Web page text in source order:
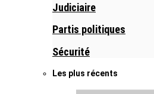
Judiciaire
Partis politiques
Sécurité
Les plus récents